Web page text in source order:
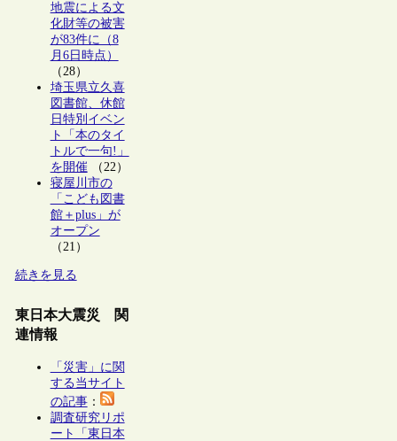
地震による文
化財等の被害
が83件に（8
月6日時点）
（28）
埼玉県立久喜
図書館、休館
日特別イベン
ト「本のタイ
トルで一句!」
を開催（22）
寝屋川市の
「こども図書
館＋plus」が
オープン
（21）
続きを見る
東日本大震災 関
連情報
「災害」に関
する当サイト
の記事：
調査研究リポ
ート「東日本